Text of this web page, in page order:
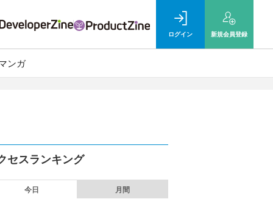
ログイン 新規会員登録
ンガ
セスランキング
今日 月間